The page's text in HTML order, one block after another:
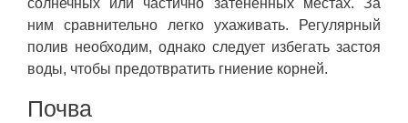
солнечных или частично затененных местах. За
ним сравнительно легко ухаживать. Регулярный
полив необходим, однако следует избегать застоя
воды, чтобы предотвратить гниение корней.
Почва